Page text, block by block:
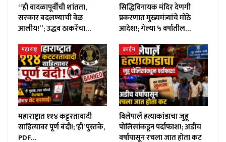
“ही वादळापूर्वीची शांतता,
सरकार बदलण्याची वेळ
आलीय!”; उद्धव ठाकरेंचा…
सिद्धिविनायक मंदिर देणगी
प्रकरणात मुख्यमंत्र्यांचे मोठे
आदेश!; गेल्या ५ वर्षांतील…
महाराष्ट्र
महाराष्ट्रात ११४ कट्टरतावादी
साहित्यावर पूर्ण बंदी!; ‘ही’ पुस्तके,
PDF…
क्राईम
विलेपार्ले हत्याकांडाचा जुहू
पोलिसांकडून पर्दाफाश!; अडीच
वर्षांपासून रचला जात होता कट